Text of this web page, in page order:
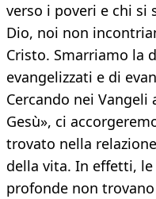
verso i poveri e chi si
Dio, noi non
Cristo. Smarriamo la
evangelizzati e di
Cercando nei
Gesù», ci
trovato nella
della vita. In effetti,
profonde non